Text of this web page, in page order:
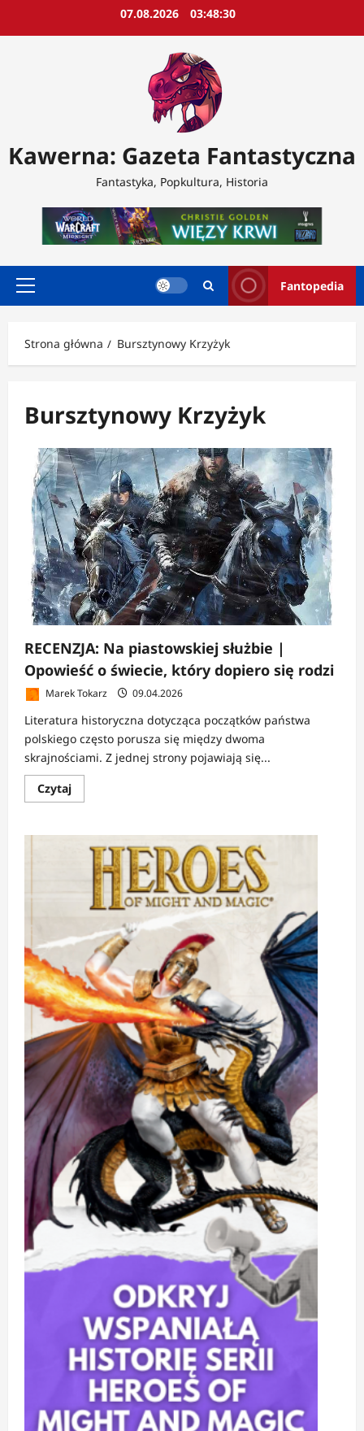
07.08.2026 03:48:32
Kawerna: Gazeta Fantastyczna
Fantastyka, Popkultura, Historia
Menu
Fantopedia
Strona główna Bursztynowy Krzyżyk
Bursztynowy Krzyżyk
RECENZJA: Na piastowskiej służbie |
Opowieść o świecie, który dopiero się rodzi
Marek Tokarz 09.04.2026
Literatura historyczna dotycząca początków państwa
polskiego często porusza się między dwoma
skrajnościami. Z jednej strony pojawiają się...
CzytajDowiedz
się
RECENZJA:
piastowskiej
służbie
Opowieść
świecie,
dopiero
się
rodzi